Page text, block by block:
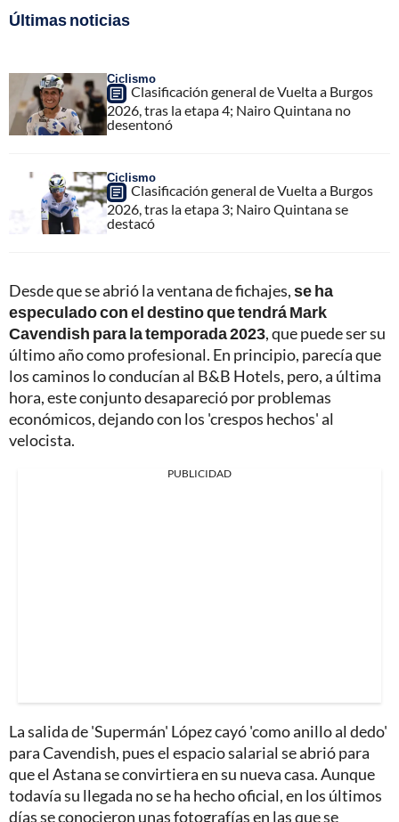
Últimas noticias
Ciclismo
Clasificación general de Vuelta a Burgos
2026, tras la etapa 4; Nairo Quintana no
desentonó
Ciclismo
Clasificación general de Vuelta a Burgos
2026, tras la etapa 3; Nairo Quintana se
destacó
Desde que se abrió la ventana de fichajes,se ha
especulado con el destino que tendrá Mark
Cavendish para la temporada 2023, que puede ser su
último año como profesional. En principio, parecía que
los caminos lo conducían al B&B Hotels, pero, a última
hora, este conjunto desapareció por problemas
económicos, dejando con los 'crespos hechos' al
velocista.
PUBLICIDAD
La salida de 'Supermán' López cayó 'como anillo al dedo'
para Cavendish, pues el espacio salarial se abrió para
que el Astana se convirtiera en su nueva casa. Aunque
todavía su llegada no se ha hecho oficial, en los últimos
días se conocieron unas fotografías en las que se